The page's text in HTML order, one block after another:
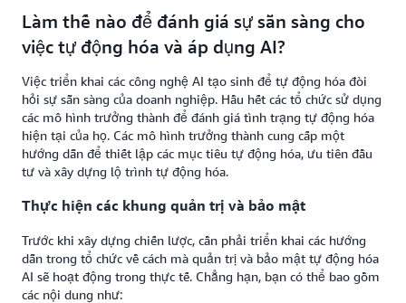
Làm thế nào để đánh giá sự sẵn sàng cho
việc tự động hóa và áp dụng AI?
Việc triển khai các công nghệ AI tạo sinh để tự động hóa đòi
hỏi sự sẵn sàng của doanh nghiệp. Hầu hết các tổ chức sử dụng
các mô hình trưởng thành để đánh giá tình trạng tự động hóa
hiện tại của họ. Các mô hình trưởng thành cung cấp một
hướng dẫn để thiết lập các mục tiêu tự động hóa, ưu tiên đầu
tư và xây dựng lộ trình tự động hóa.
Thực hiện các khung quản trị và bảo mật
Trước khi xây dựng chiến lược, cần phải triển khai các hướng
dẫn trong tổ chức về cách mà quản trị và bảo mật tự động hóa
AI sẽ hoạt động trong thực tế. Chẳng hạn, bạn có thể bao gồm
các nội dung như: